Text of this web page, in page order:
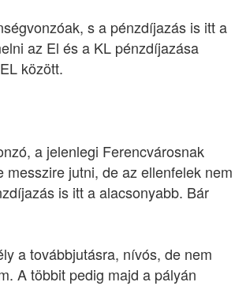
s a pénzdíjazás is itt a
az El és a KL pénzdíjazása
között.
a jelenlegi Ferencvárosnak
jutni, de az ellenfelek nem
is itt a alacsonyabb. Bár
a továbbjutásra, nívós, de nem
A többit pedig majd a pályán